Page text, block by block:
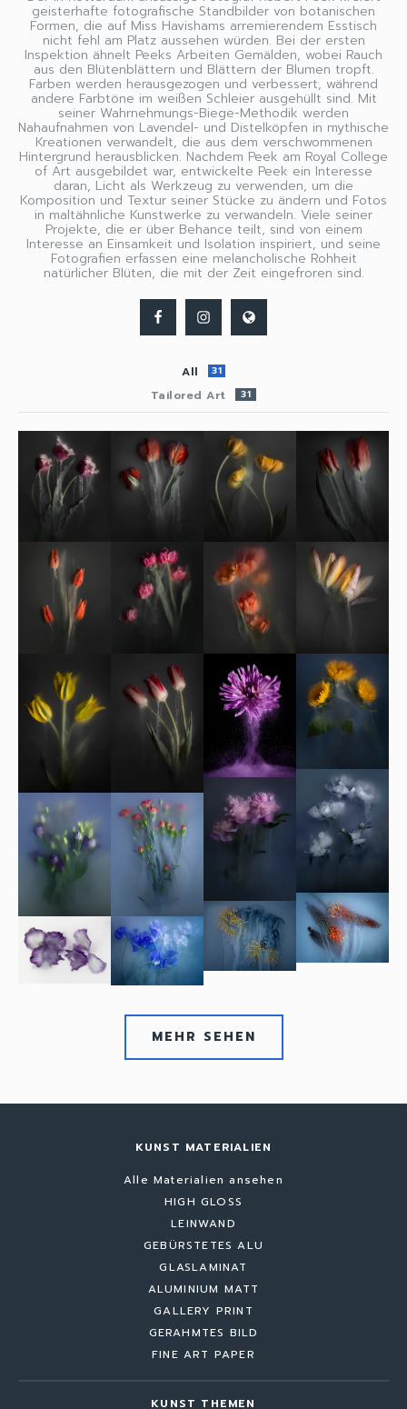
geisterhafte fotografische Standbilder von botanischen
Formen, die auf Miss Havishams arremierendem Esstisch
nicht fehl am Platz aussehen würden. Bei der ersten
Inspektion ähnelt Peeks Arbeiten Gemälden, wobei Rauch
aus den Blütenblättern und Blättern der Blumen tropft.
Farben werden herausgezogen und verbessert, während
andere Farbtöne im weißen Schleier ausgehüllt sind. Mit
seiner Wahrnehmungs-Biege-Methodik werden
Nahaufnahmen von Lavendel- und Distelköpfen in mythische
Kreationen verwandelt, die aus dem verschwommenen
Hintergrund herausblicken. Nachdem Peek am Royal College
of Art ausgebildet war, entwickelte Peek ein Interesse
daran, Licht als Werkzeug zu verwenden, um die
Komposition und Textur seiner Stücke zu ändern und Fotos
in maltähnliche Kunstwerke zu verwandeln. Viele seiner
Projekte, die er über Behance teilt, sind von einem
Interesse an Einsamkeit und Isolation inspiriert, und seine
Fotografien erfassen eine melancholische Rohheit
natürlicher Blüten, die mit der Zeit eingefroren sind.
All 31
Tailored Art 31
MEHR SEHEN
KUNST MATERIALIEN
Alle Materialien ansehen
HIGH GLOSS
LEINWAND
GEBÜRSTETES ALU
GLASLAMINAT
ALUMINIUM MATT
GALLERY PRINT
GERAHMTES BILD
FINE ART PAPER
KUNST THEMEN